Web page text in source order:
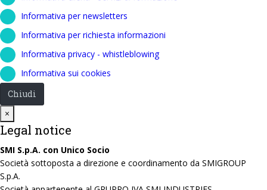
Informativa per newsletters
Informativa per richiesta informazioni
Informativa privacy - whistleblowing
Informativa sui cookies
Chiudi
×
Legal notice
SMI S.p.A. con Unico Socio
Società sottoposta a direzione e coordinamento da SMIGROUP
S.p.A.